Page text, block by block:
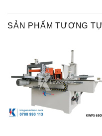
SẢN PHẨM TƯƠNG TỰ